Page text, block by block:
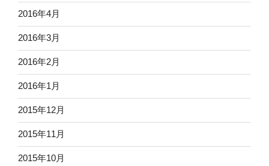
2016年4月
2016年3月
2016年2月
2016年1月
2015年12月
2015年11月
2015年10月